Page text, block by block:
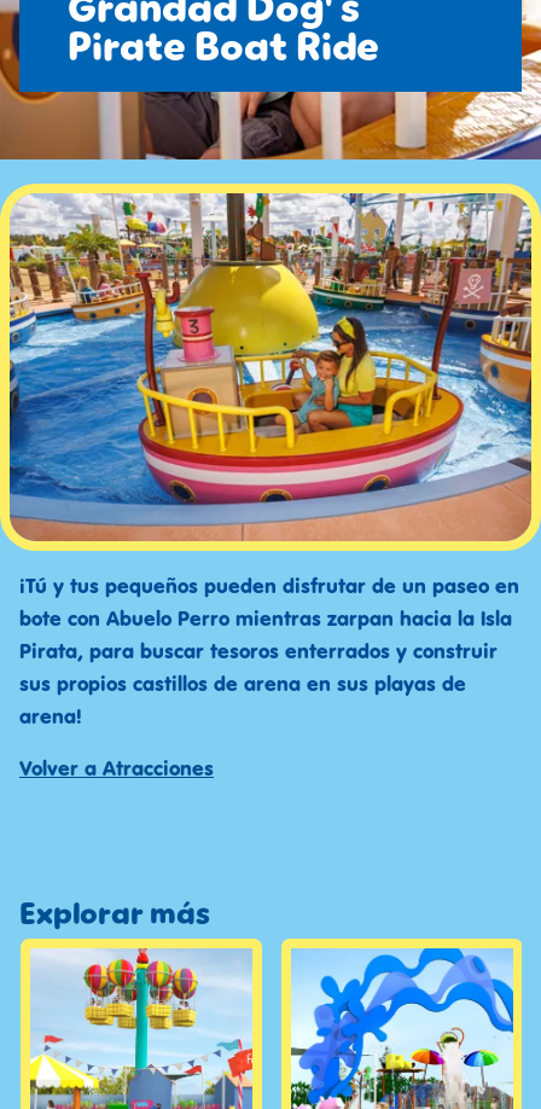
Pirate Boat Ride
¡Tú y tus pequeños pueden disfrutar de un paseo en
bote con Abuelo Perro mientras zarpan hacia la Isla
Pirata, para buscar tesoros enterrados y construir
sus propios castillos de arena en sus playas de
arena!
Volver a Atracciones
Explorar más